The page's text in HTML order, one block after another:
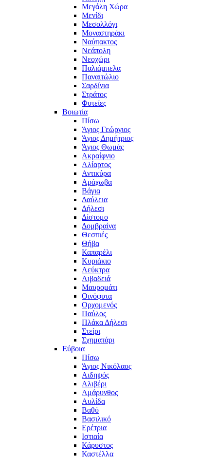
Μεγάλη Χώρα
Μενίδι
Μεσολλόγι
Μοναστηράκι
Ναύπακτος
Νεάπολη
Νεοχώρι
Παλιάμπελα
Παναιτώλιο
Σαρδίνια
Στράτος
Φυτείες
Βοιωτία
Πίσω
Άγιος Γεώργιος
Άγιος Δημήτριος
Άγιος Θωμάς
Ακραίφνιο
Αλίαρτος
Αντικύρα
Αράχωβα
Βάγια
Δαύλεια
Δήλεσι
Δίστομο
Δομβραίνα
Θεσπιές
Θήβα
Καπαρέλι
Κυριάκιο
Λεύκτρα
Λιβαδειά
Μαυρομάτι
Οινόφυτα
Ορχομενός
Παύλος
Πλάκα Δήλεσι
Στείρι
Σχηματάρι
Εύβοια
Πίσω
Άγιος Νικόλαος
Αιδηψός
Αλιβέρι
Αμάρυνθος
Αυλίδα
Βαθύ
Βασιλικό
Ερέτρια
Ιστιαία
Κάρυστος
Καστέλλα